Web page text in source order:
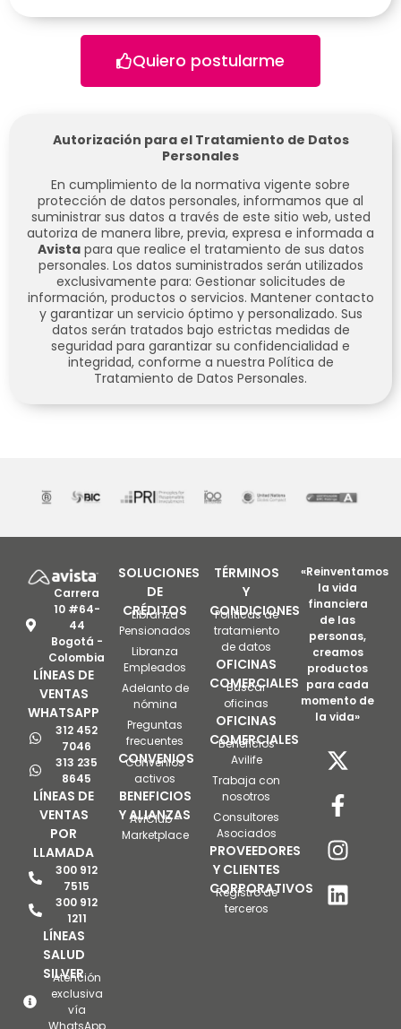
Quiero postularme
Autorización para el Tratamiento de Datos
Personales
En cumplimiento de la normativa vigente sobre
protección de datos personales, informamos que al
suministrar sus datos a través de este sitio web, usted
autoriza de manera libre, previa, expresa e informada a
Avistapara que realice el tratamiento de sus datos
personales. Los datos suministrados serán utilizados
exclusivamente para: Gestionar solicitudes de
información, productos o servicios. Mantener contacto
y garantizar un servicio óptimo y personalizado. Sus
datos serán tratados bajo estrictas medidas de
seguridad para garantizar su confidencialidad e
integridad, conforme a nuestra Política de
Tratamiento de Datos Personales.
Carrera
10 #64-
44
Bogotá -
Colombia
LÍNEAS DE
VENTAS
WHATSAPP
312 452
7046
313 235
8645
LÍNEAS DE
VENTAS
POR
LLAMADA
300 912
7515
300 912
1211
LÍNEAS
SALUD
SILVER
Atención
exclusiva
vía
WhatsApp
SOLUCIONES
DE
CRÉDITOS
Libranza
Pensionados
Libranza
Empleados
Adelanto de
nómina
Preguntas
frecuentes
CONVENIOS
Convenios
activos
BENEFICIOS
Y ALIANZAS
AviClub -
Marketplace
TÉRMINOS
Y
CONDICIONES
Políticas de
tratamiento
de datos
OFICINAS
COMERCIALES
Buscar
oficinas
OFICINAS
COMERCIALES
Beneficios
Avilife
Trabaja con
nosotros
Consultores
Asociados
PROVEEDORES
Y CLIENTES
CORPORATIVOS
Registro de
terceros
«Reinventamos
la vida
financiera
de las
personas,
creamos
productos
para cada
momento de
la vida»